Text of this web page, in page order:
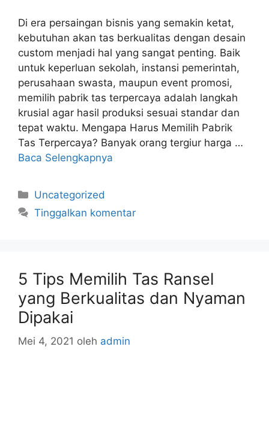
Di era persaingan bisnis yang semakin ketat,
kebutuhan akan tas berkualitas dengan desain
custom menjadi hal yang sangat penting. Baik
untuk keperluan sekolah, instansi pemerintah,
perusahaan swasta, maupun event promosi,
memilih pabrik tas terpercaya adalah langkah
krusial agar hasil produksi sesuai standar dan
tepat waktu. Mengapa Harus Memilih Pabrik
Tas Terpercaya? Banyak orang tergiur harga …
Baca Selengkapnya
Kategori
Uncategorized
Tinggalkan komentar
5 Tips Memilih Tas Ransel
yang Berkualitas dan Nyaman
Dipakai
Mei 4, 2021 oleh admin